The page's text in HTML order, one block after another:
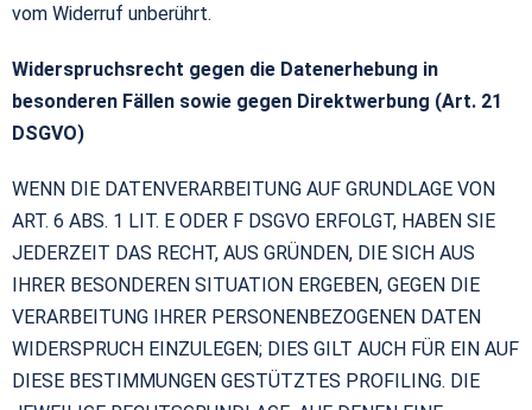
vom Widerruf unberührt.
Widerspruchsrecht gegen die Datenerhebung in
besonderen Fällen sowie gegen Direktwerbung (Art. 21
DSGVO)
WENN DIE DATENVERARBEITUNG AUF GRUNDLAGE VON
ART. 6 ABS. 1 LIT. E ODER F DSGVO ERFOLGT, HABEN SIE
JEDERZEIT DAS RECHT, AUS GRÜNDEN, DIE SICH AUS
IHRER BESONDEREN SITUATION ERGEBEN, GEGEN DIE
VERARBEITUNG IHRER PERSONENBEZOGENEN DATEN
WIDERSPRUCH EINZULEGEN; DIES GILT AUCH FÜR EIN AUF
DIESE BESTIMMUNGEN GESTÜTZTES PROFILING. DIE